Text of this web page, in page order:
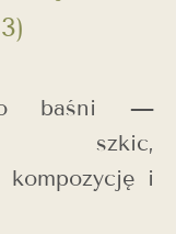
baśni —
szkic,
kompozycję i